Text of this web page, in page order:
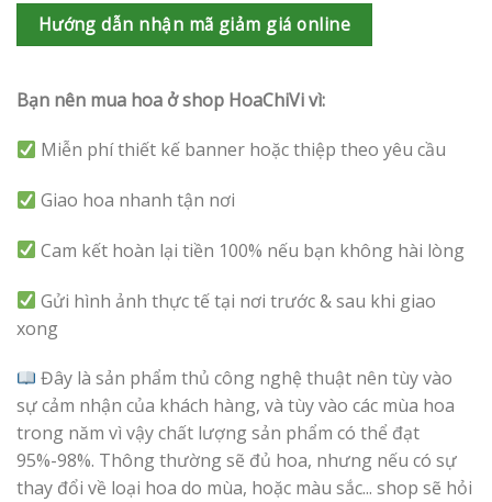
Hướng dẫn nhận mã giảm giá online
Bạn nên mua hoa ở shop HoaChiVi vì:
Miễn phí thiết kế banner hoặc thiệp theo yêu cầu
Giao hoa nhanh tận nơi
Cam kết hoàn lại tiền 100% nếu bạn không hài lòng
Gửi hình ảnh thực tế tại nơi trước & sau khi giao
xong
Đây là sản phẩm thủ công nghệ thuật nên tùy vào
sự cảm nhận của khách hàng, và tùy vào các mùa hoa
trong năm vì vậy chất lượng sản phẩm có thể đạt
95%-98%. Thông thường sẽ đủ hoa, nhưng nếu có sự
thay đổi về loại hoa do mùa, hoặc màu sắc... shop sẽ hỏi